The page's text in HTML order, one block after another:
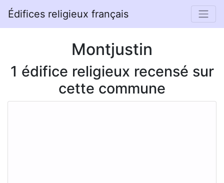
Édifices religieux français
Montjustin
1 édifice religieux recensé sur
cette commune